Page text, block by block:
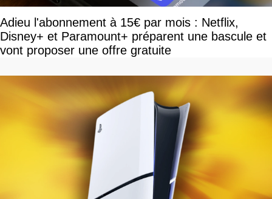
Adieu l'abonnement à 15€ par mois : Netflix,
Disney+ et Paramount+ préparent une bascule et
vont proposer une offre gratuite